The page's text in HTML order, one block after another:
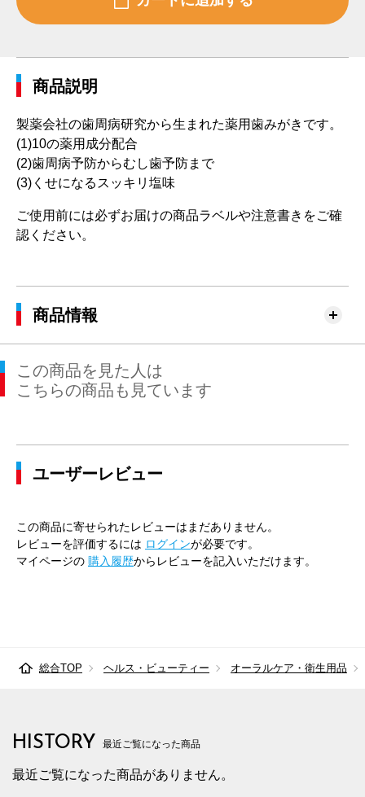
商品説明
製薬会社の歯周病研究から生まれた薬用歯みがきです。
(1)10の薬用成分配合
(2)歯周病予防からむし歯予防まで
(3)くせになるスッキリ塩味
ご使用前には必ずお届けの商品ラベルや注意書きをご確
認ください。
商品情報
この商品を見た人は
こちらの商品も見ています
ユーザーレビュー
この商品に寄せられたレビューはまだありません。
レビューを評価するには ログインが必要です。
マイページの 購入履歴からレビューを記入いただけます。
総合TOP ヘルス・ビューティー オーラルケア・衛生用品
HISTORY 最近ご覧になった商品
最近ご覧になった商品がありません。